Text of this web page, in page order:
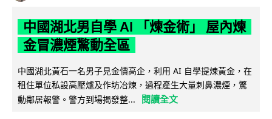
中國湖北男自學 AI 「煉金術」 屋內煉
金冒濃煙驚動全區
中國湖北黃石一名男子見金價高企，利用 AI 自學提煉黃金，在
租住單位私設高壓爐及作坊冶煉，過程產生大量刺鼻濃煙，驚
動鄰居報警。警方到場揭發整...
閱讀全文